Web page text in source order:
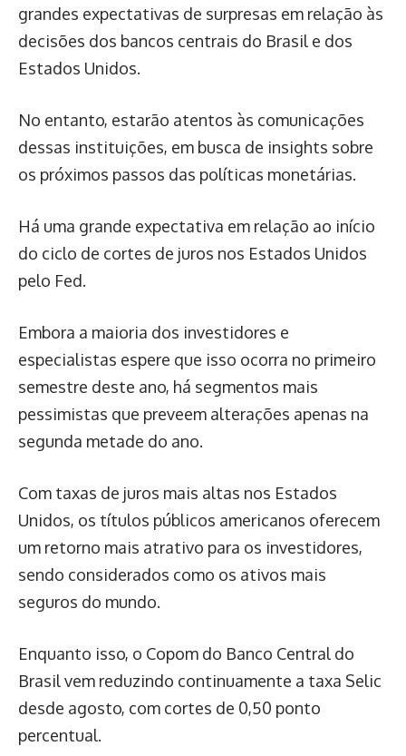
grandes expectativas de surpresas em relação às
decisões dos bancos centrais do Brasil e dos
Estados Unidos.
No entanto, estarão atentos às comunicações
dessas instituições, em busca de insights sobre
os próximos passos das políticas monetárias.
Há uma grande expectativa em relação ao início
do ciclo de cortes de juros nos Estados Unidos
pelo Fed.
Embora a maioria dos investidores e
especialistas espere que isso ocorra no primeiro
semestre deste ano, há segmentos mais
pessimistas que preveem alterações apenas na
segunda metade do ano.
Com taxas de juros mais altas nos Estados
Unidos, os títulos públicos americanos oferecem
um retorno mais atrativo para os investidores,
sendo considerados como os ativos mais
seguros do mundo.
Enquanto isso, o Copom do Banco Central do
Brasil vem reduzindo continuamente a taxa Selic
desde agosto, com cortes de 0,50 ponto
percentual.